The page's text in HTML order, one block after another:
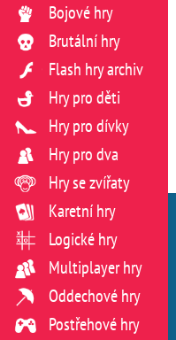
Bojové hry
Brutální hry
Flash hry archiv
Hry pro děti
Hry pro dívky
Hry pro dva
Hry se zvířaty
Karetní hry
Logické hry
Multiplayer hry
Oddechové hry
Postřehové hry